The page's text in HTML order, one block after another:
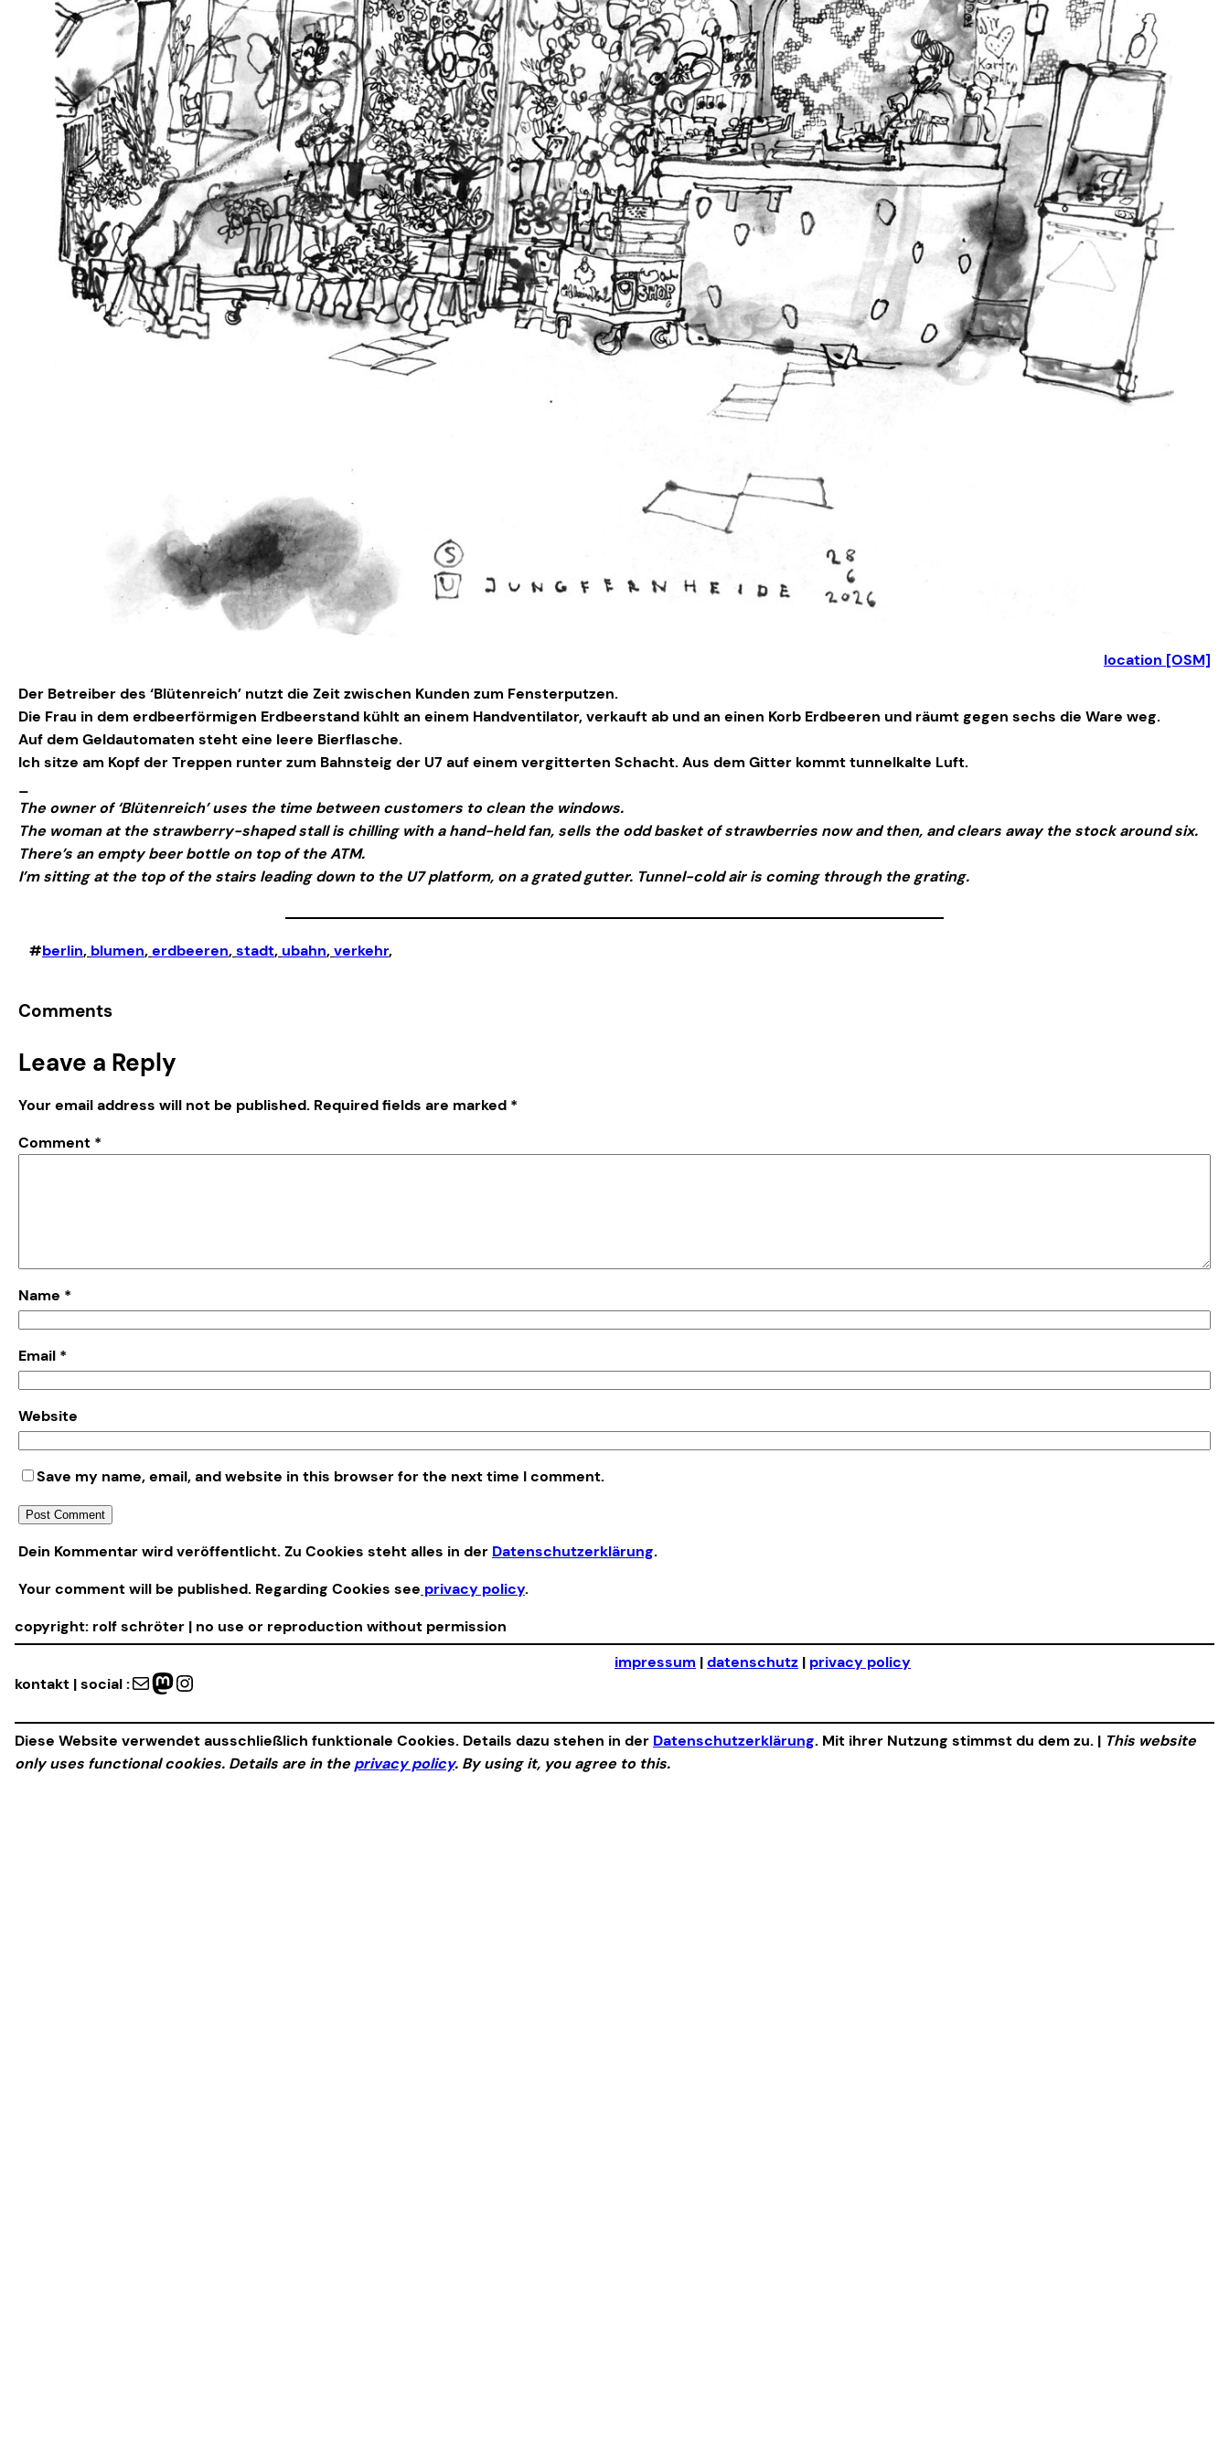
location [OSM]
Der Betreiber des ‘Blütenreich’ nutzt die Zeit zwischen Kunden zum Fensterputzen.
Die Frau in dem erdbeerförmigen Erdbeerstand kühlt an einem Handventilator, verkauft ab und an einen Korb Erdbeeren und räumt gegen sechs die Ware weg.
Auf dem Geldautomaten steht eine leere Bierflasche.
Ich sitze am Kopf der Treppen runter zum Bahnsteig der U7 auf einem vergitterten Schacht. Aus dem Gitter kommt tunnelkalte Luft.
The owner of ‘Blütenreich’ uses the time between customers to clean the windows.
The woman at the strawberry-shaped stall is chilling with a hand-held fan, sells the odd basket of strawberries now and then, and clears away the stock around six.
There’s an empty beer bottle on top of the ATM.
I’m sitting at the top of the stairs leading down to the U7 platform, on a grated gutter. Tunnel-cold air is coming through the grating.
#berlin, blumen, erdbeeren, stadt, ubahn, verkehr,
Comments
Leave a Reply
Your email address will not be published. Required fields are marked *
Comment *
Name *
Email *
Website
Save my name, email, and website in this browser for the next time I comment.
Alternative:
Dein Kommentar wird veröffentlicht. Zu Cookies steht alles in der Datenschutzerklärung.
Your comment will be published. Regarding Cookies see privacy policy.
copyright: rolf schröter | no use or reproduction without permission
kontakt | social :Mail Mastodon Instagram
impressum |datenschutz | privacy policy
Diese Website verwendet ausschließlich funktionale Cookies. Details dazu stehen in der Datenschutzerklärung. Mit ihrer Nutzung stimmst du dem zu. | This website
only uses functional cookies. Details are in the privacy policy. By using it, you agree to this.